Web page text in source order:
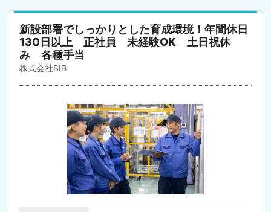
新設部署でしっかりとした育成環境！年間休日
130日以上 正社員 未経験OK 土日祝休
み 各種手当
株式会社SIB